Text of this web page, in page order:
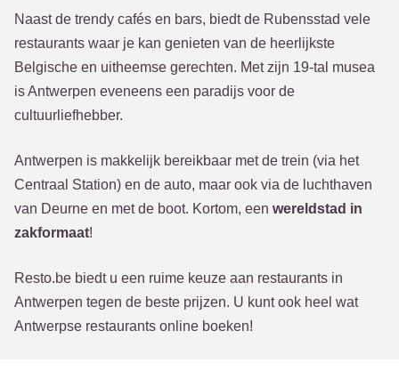
Naast de trendy cafés en bars, biedt de Rubensstad vele
restaurants waar je kan genieten van de heerlijkste
Belgische en uitheemse gerechten. Met zijn 19-tal musea
is Antwerpen eveneens een paradijs voor de
cultuurliefhebber.
Antwerpen is makkelijk bereikbaar met de trein (via het
Centraal Station) en de auto, maar ook via de luchthaven
van Deurne en met de boot. Kortom, een wereldstad in
zakformaat!
Resto.be biedt u een ruime keuze aan restaurants in
Antwerpen tegen de beste prijzen. U kunt ook heel wat
Antwerpse restaurants online boeken!